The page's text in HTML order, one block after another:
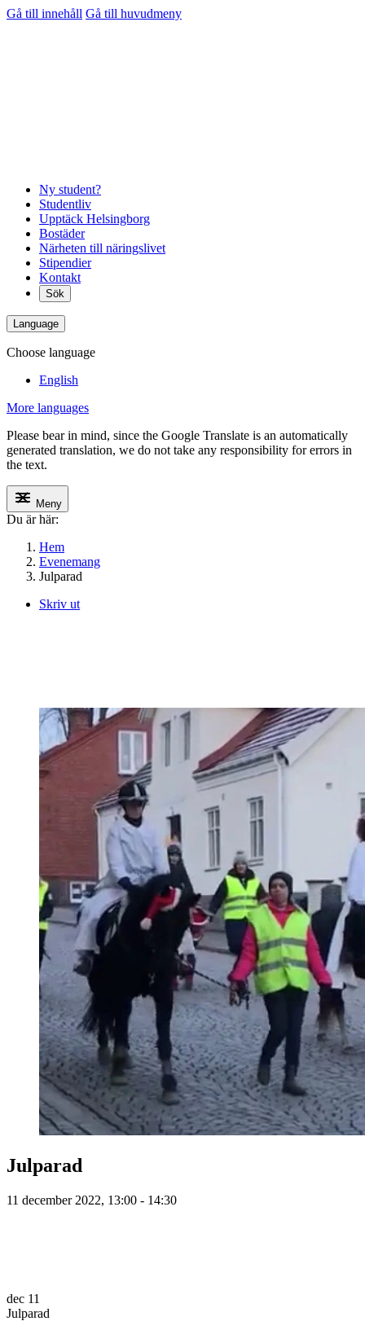
Gå till innehåll Gå till huvudmeny
Ny student?
Studentliv
Upptäck Helsingborg
Bostäder
Närheten till näringslivet
Stipendier
Kontakt
Sök
Language
Choose language
English
More languages
Please bear in mind, since the Google Translate is an automatically
generated translation, we do not take any responsibility for errors in
the text.
Meny
Du är här:
Hem
Evenemang
Julparad
Skriv ut
Julparad
11 december 2022, 13:00 - 14:30
dec 11
Julparad